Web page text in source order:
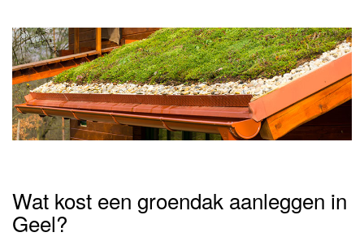
Wat kost een groendak aanleggen in
Geel?